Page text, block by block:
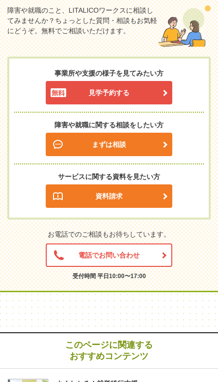
障害や就職のこと、LITALICOワークスに相談し
てみませんか？ちょっとした質問・相談もお気軽
にどうぞ。無料でご相談いただけます。
事業所や支援の様子を見てみたい方
見学予約する
障害や就職に関する相談をしたい方
まずは相談
サービスに関する資料を見たい方
資料請求
お電話でのご相談もお待ちしています。
電話でお問い合わせ
受付時間 平日10:00〜17:00
このページに関連する
おすすめコンテンツ